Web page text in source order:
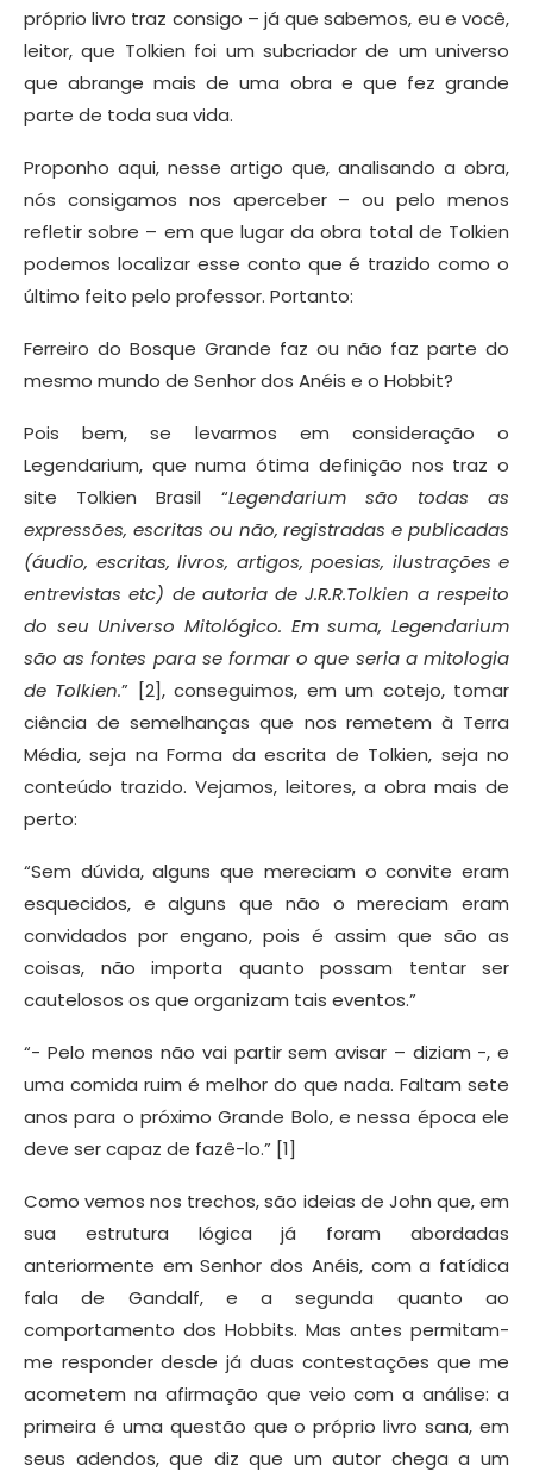
próprio livro traz consigo – já que sabemos, eu e você,
leitor, que Tolkien foi um subcriador de um universo
que abrange mais de uma obra e que fez grande
parte de toda sua vida.
Proponho aqui, nesse artigo que, analisando a obra,
nós consigamos nos aperceber – ou pelo menos
refletir sobre – em que lugar da obra total de Tolkien
podemos localizar esse conto que é trazido como o
último feito pelo professor. Portanto:
Ferreiro do Bosque Grande faz ou não faz parte do
mesmo mundo de Senhor dos Anéis e o Hobbit?
Pois bem, se levarmos em consideração o
Legendarium, que numa ótima definição nos traz o
site Tolkien Brasil “Legendarium são todas as
expressões, escritas ou não, registradas e publicadas
(áudio, escritas, livros, artigos, poesias, ilustrações e
entrevistas etc) de autoria de J.R.R.Tolkien a respeito
do seu Universo Mitológico. Em suma, Legendarium
são as fontes para se formar o que seria a mitologia
de Tolkien.” [2], conseguimos, em um cotejo, tomar
ciência de semelhanças que nos remetem à Terra
Média, seja na Forma da escrita de Tolkien, seja no
conteúdo trazido. Vejamos, leitores, a obra mais de
perto:
“Sem dúvida, alguns que mereciam o convite eram
esquecidos, e alguns que não o mereciam eram
convidados por engano, pois é assim que são as
coisas, não importa quanto possam tentar ser
cautelosos os que organizam tais eventos.”
“- Pelo menos não vai partir sem avisar – diziam -, e
uma comida ruim é melhor do que nada. Faltam sete
anos para o próximo Grande Bolo, e nessa época ele
deve ser capaz de fazê-lo.” [1]
Como vemos nos trechos, são ideias de John que, em
sua estrutura lógica já foram abordadas
anteriormente em Senhor dos Anéis, com a fatídica
fala de Gandalf, e a segunda quanto ao
comportamento dos Hobbits. Mas antes permitam-
me responder desde já duas contestações que me
acometem na afirmação que veio com a análise: a
primeira é uma questão que o próprio livro sana, em
seus adendos, que diz que um autor chega a um